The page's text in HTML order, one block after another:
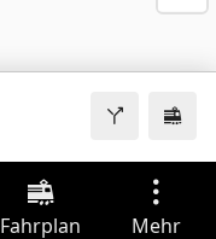
Fahrplan Mehr